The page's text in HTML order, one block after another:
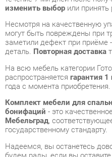
На всю мебель категории
года с момента приобретения.
Комплект мебели для
бонифаций- это качественное
государственному стандарту.
Надеемся, вы останетесь
будем рады, если вы оставите
использования, который
будущим покупателям.
Кроме формыобратной связи
консультацию, фото и
e-mail, телефону в
Telegram и WhatsApp.